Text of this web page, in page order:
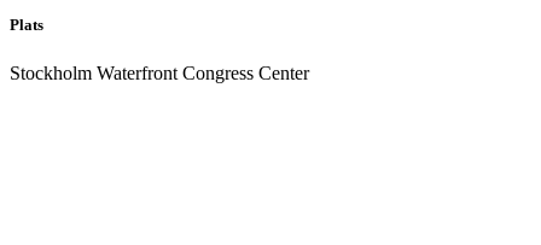
Plats
Stockholm Waterfront Congress Center